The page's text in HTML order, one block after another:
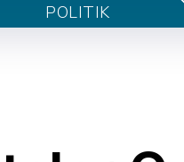
POLITIK